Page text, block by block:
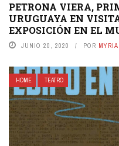
PETRONA VIERA,
URUGUAYA EN
EXPOSICIÓN EN EL
JUNIO 20, 2020 POR
HOME TEATRO